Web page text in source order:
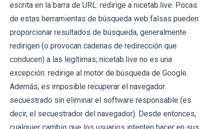
escrita en la barra de URL: redirige a nicetab.live. Pocas
de estas herramientas de búsqueda web falsas pueden
proporcionar resultados de búsqueda, generalmente
redirigen (o provocan cadenas de redirección que
conducen) a las legítimas; nicetab.live no es una
excepción: redirige al motor de búsqueda de Google.
Además, es imposible recuperar el navegador
secuestrado sin eliminar el software responsable (es
decir, el secuestrador del navegador). Desde entonces,